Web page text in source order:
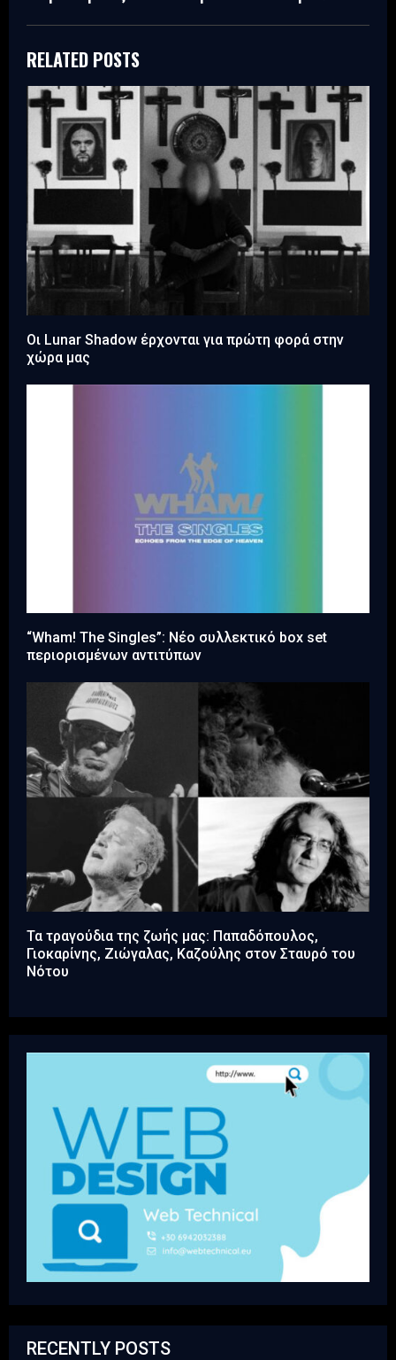
RELATED POSTS
Οι Lunar Shadow έρχονται για πρώτη φορά στην
χώρα μας
“Wham! The Singles”: Νέο συλλεκτικό box set
περιορισμένων αντιτύπων
Τα τραγούδια της ζωής μας: Παπαδόπουλος,
Γιοκαρίνης, Ζιώγαλας, Καζούλης στον Σταυρό του
Νότου
RECENTLY POSTS